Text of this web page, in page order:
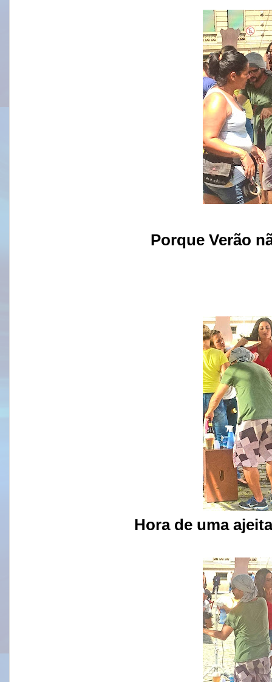
Porque Verão
Hora de uma